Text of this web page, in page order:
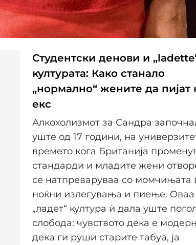
Студентски денови и
културата: Како станало
„нормално“ жените да пијат
екс
Алкохолизмот за Сандра
уште од 17 години, на
времето кога Британија
стандарди и младите жени
се натпреваруваа со момчињата
ноќни излегувања и пиење. Оваа
„ладет“ култура ѝ дала уште
слобода: чувството дека е
дека ги руши старите табуа, ја